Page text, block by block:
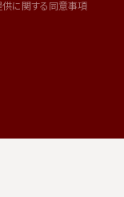
に関する同意事項